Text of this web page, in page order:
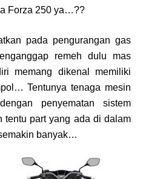
Forza 250 ya…??
pada pengurangan gas
remeh dulu mas
memang dikenal memiliki
Tentunya tenaga mesin
penyematan sistem
part yang ada di dalam
banyak…